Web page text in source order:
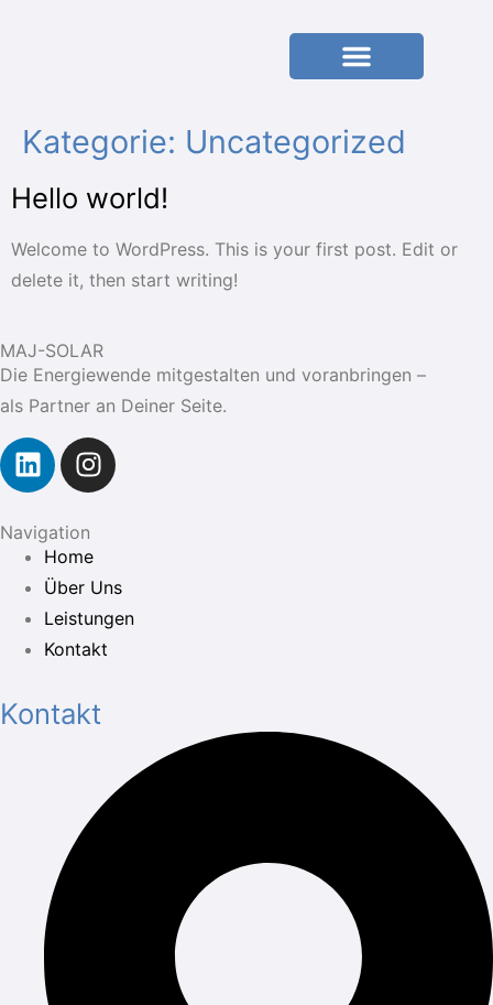
Kategorie: Uncategorized
Hello world!
Welcome to WordPress. This is your first post. Edit or
delete it, then start writing!
MAJ-SOLAR
Die Energiewende mitgestalten und voranbringen –
als Partner an Deiner Seite.
Navigation
Home
Über Uns
Leistungen
Kontakt
Kontakt